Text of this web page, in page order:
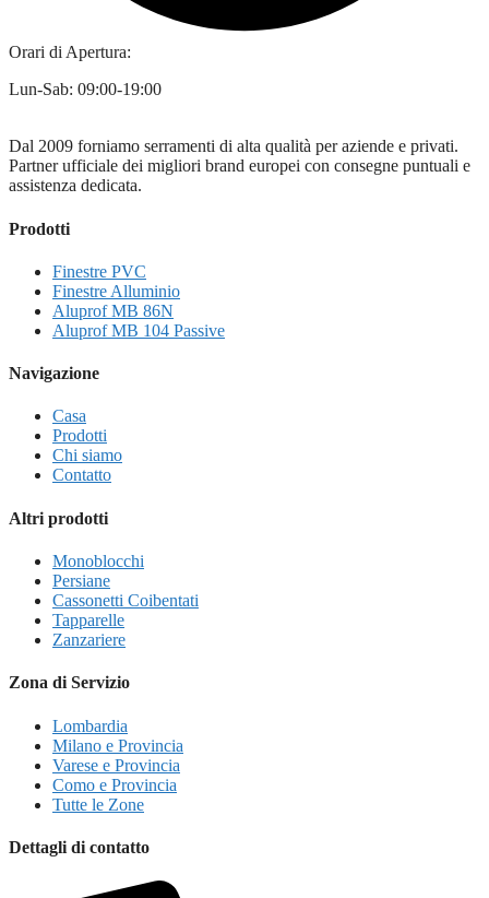
Orari di Apertura:
Lun-Sab: 09:00-19:00
Dal 2009 forniamo serramenti di alta qualità per aziende e privati.
Partner ufficiale dei migliori brand europei con consegne puntuali e
assistenza dedicata.
Prodotti
Finestre PVC
Finestre Alluminio
Aluprof MB 86N
Aluprof MB 104 Passive
Navigazione
Casa
Prodotti
Chi siamo
Contatto
Altri prodotti
Monoblocchi
Persiane
Cassonetti Coibentati
Tapparelle
Zanzariere
Zona di Servizio
Lombardia
Milano e Provincia
Varese e Provincia
Como e Provincia
Tutte le Zone
Dettagli di contatto